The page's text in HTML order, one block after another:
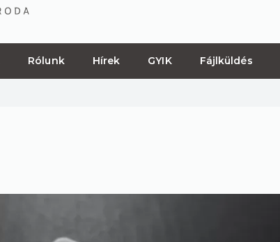
Rólunk Hírek GYIK Fájlküldés